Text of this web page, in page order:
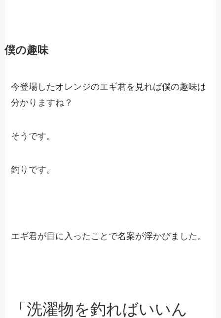
僕の趣味
今登場したオレンジのエギ君を見れば僕の趣味は
分かりますね？
そうです。
釣りです。
エギ君が目に入ったことで名案が浮かびました。
「洗濯物を釣ればいいん